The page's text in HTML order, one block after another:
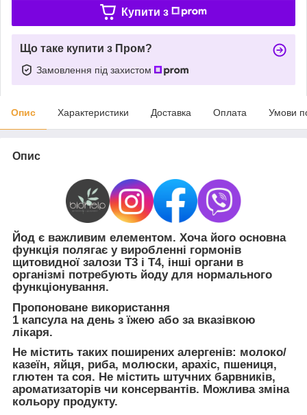
Купити з
Що таке купити з Пром?
Замовлення під захистом
Опис Характеристики Доставка Оплата Умови
Опис
Йод є важливим елементом. Хоча його основна
функція полягає у виробленні гормонів
щитовидної залози T3 і T4, інші органи в
організмі потребують йоду для нормального
функціонування.
Пропоноване використання
1 капсула на день з їжею або за вказівкою
лікаря.
Не містить таких поширених алергенів: молоко/
казеїн, яйця, риба, молюски, арахіс, пшениця,
глютен та соя. Не містить штучних барвників,
ароматизаторів чи консервантів. Можлива зміна
кольору продукту.